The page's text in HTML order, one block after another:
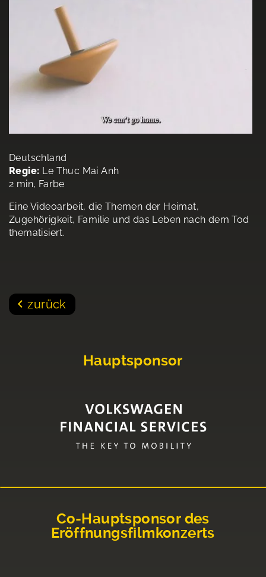
Deutschland
Regie: Le Thuc Mai Anh
2 min, Farbe
Eine Videoarbeit, die Themen der Heimat,
Zugehörigkeit, Familie und das Leben nach dem Tod
thematisiert.
zurück
Hauptsponsor
Co-Hauptsponsor des
Eröffnungsfilmkonzerts